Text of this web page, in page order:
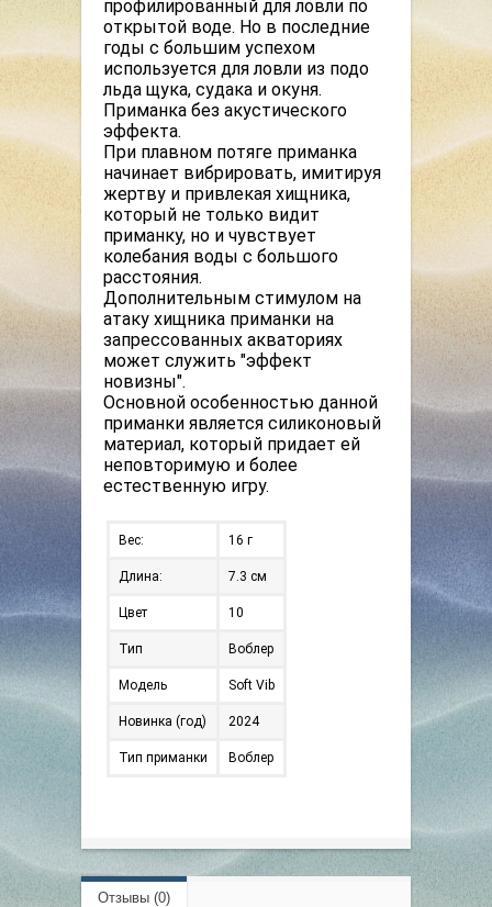
профилированный для ловли по
открытой воде. Но в последние
годы с большим успехом
используется для ловли из подо
льда щука, судака и окуня.
Приманка без акустического
эффекта.
При плавном потяге приманка
начинает вибрировать, имитируя
жертву и привлекая хищника,
который не только видит
приманку, но и чувствует
колебания воды с большого
расстояния.
Дополнительным стимулом на
атаку хищника приманки на
запрессованных акваториях
может служить "эффект
новизны".
Основной особенностью данной
приманки является силиконовый
материал, который придает ей
неповторимую и более
естественную игру.
Вес: 16 г
Длина: 7.3 см
Цвет 10
Тип Воблер
Модель Soft Vib
Новинка (год) 2024
Тип приманки Воблер
Отзывы (0)